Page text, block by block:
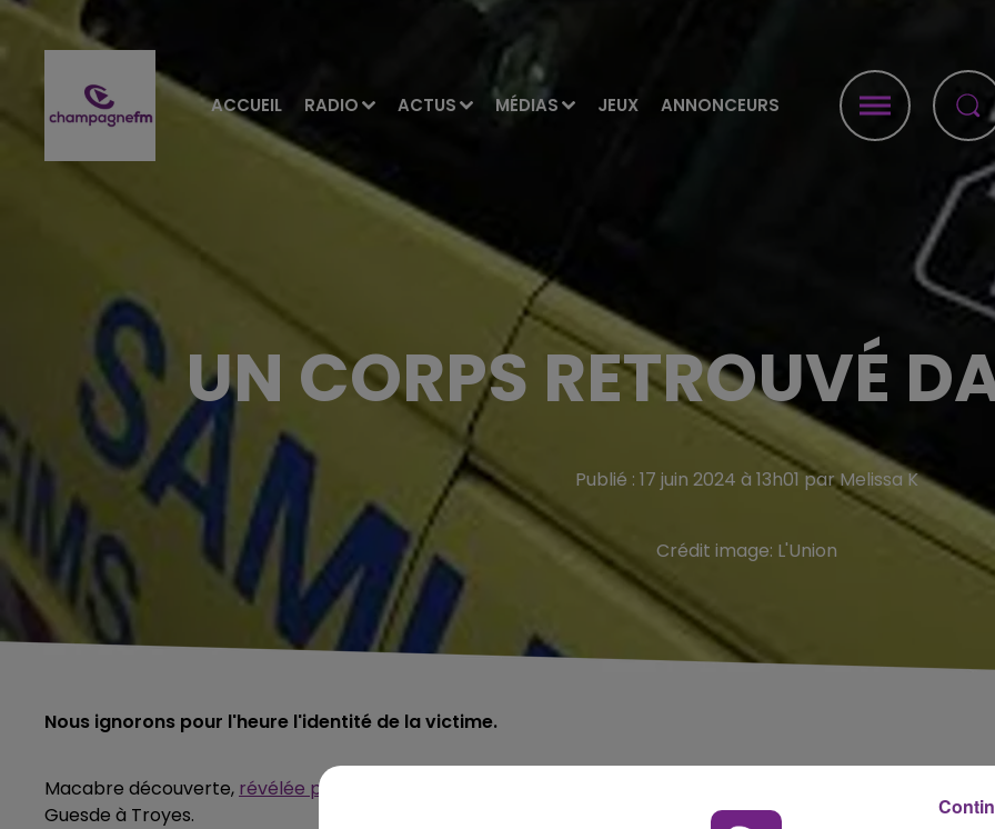
ACCUEIL RADIO ACTUS MÉDIAS JEUX ANNONCEURS
UN CORPS RETROUVÉ
Publié : 17 juin 2024 à 13h01 par Melissa K
Crédit image: L'Union
Nous ignorons pour l'heure l'identité de la victime.
Macabre découverte, révélée par le journal l'Est Eclair
Guesde à Troyes.